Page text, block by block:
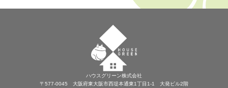
ハウスグリーン株式会社
〒577-0045 大阪府東大阪市西堤本通東1丁目1-1 大発ビル2階